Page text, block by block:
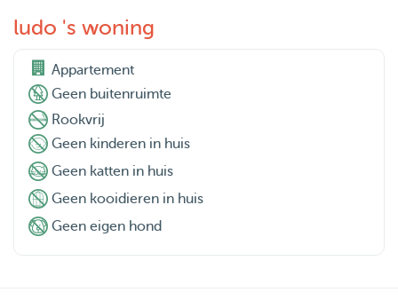
ludo 's woning
Appartement
Geen buitenruimte
Rookvrij
Geen kinderen in huis
Geen katten in huis
Geen kooidieren in huis
Geen eigen hond